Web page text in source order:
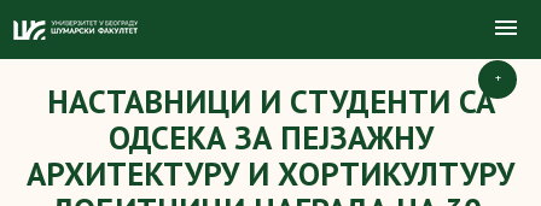
+
НAСТАВНИЦИ И СТУДЕНТИ СА
ОДСЕКА ЗА ПЕЈЗАЖНУ
АРХИТЕКТУРУ И ХОРТИКУЛТУРУ